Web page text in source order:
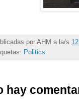
por AHM a la/s
Politics
hay